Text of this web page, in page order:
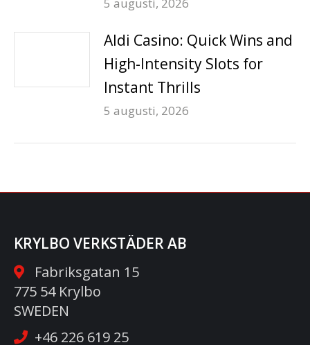
Aldi Casino: Quick Wins and
High-Intensity Slots for
Instant Thrills
5 augusti, 2026
KRYLBO VERKSTÄDER AB
Fabriksgatan 15
775 54 Krylbo
SWEDEN
+46 226 619 25